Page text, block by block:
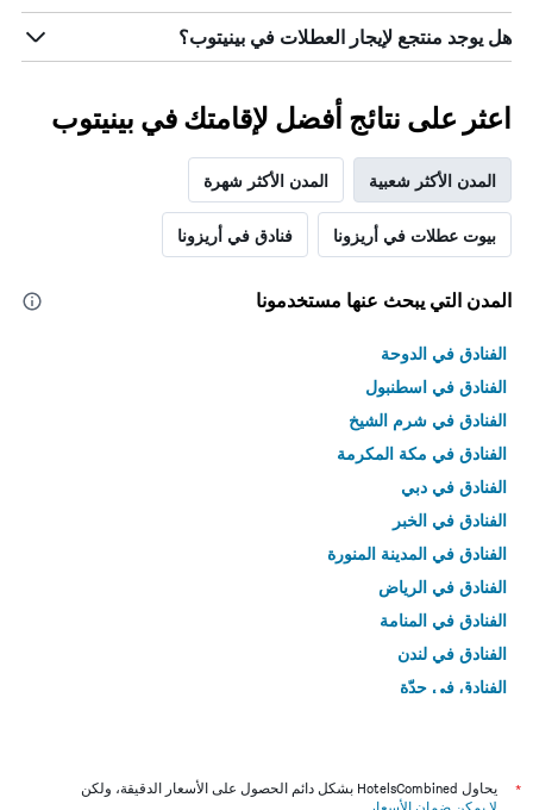
هل يوجد منتجع لإيجار العطلات في بينيتوب؟
اعثر على نتائج أفضل لإقامتك في بينيتوب
المدن الأكثر شعبية المدن الأكثر شهرة
بيوت عطلات في أريزونا فنادق في أريزونا
المدن التي يبحث عنها مستخدمونا
الفنادق في الدوحة
الفنادق في اسطنبول
الفنادق في شرم الشيخ
الفنادق في مكة المكرمة
الفنادق في دبي
الفنادق في الخبر
الفنادق في المدينة المنورة
الفنادق في الرياض
الفنادق في المنامة
الفنادق في لندن
الفنادق في جدّة
*
يحاول HotelsCombined بشكل دائم الحصول على الأسعار الدقيقة، ولكن